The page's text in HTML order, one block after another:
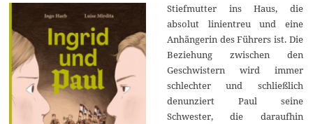
Stiefmutter ins Haus, die
absolut linientreu und eine
Anhängerin des Führers ist. Die
Beziehung zwischen den
Geschwistern wird immer
schlechter und schließlich
denunziert Paul seine
Schwester, die daraufhin